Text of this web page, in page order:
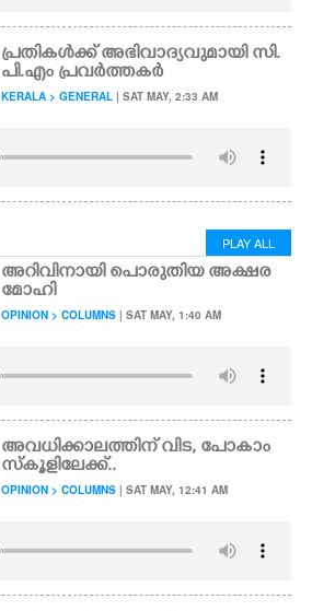
പ്രതികൾക്ക് അഭിവാദ്യവുമായി സി.
പി.എം പ്രവർത്തകർ
KERALA > GENERAL | SAT MAY, 2:33 AM
PLAY ALL
അറിവിനായി പൊരുതിയ അക്ഷര
മോഹി
OPINION > COLUMNS | SAT MAY, 1:40 AM
അവധിക്കാലത്തിന് വിട, പോകാം
സ്കൂളിലേക്ക്..
OPINION > COLUMNS | SAT MAY, 12:41 AM